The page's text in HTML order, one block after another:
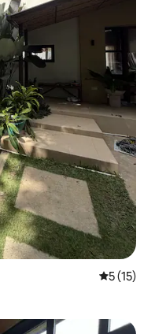
평점 5점
5 (15)